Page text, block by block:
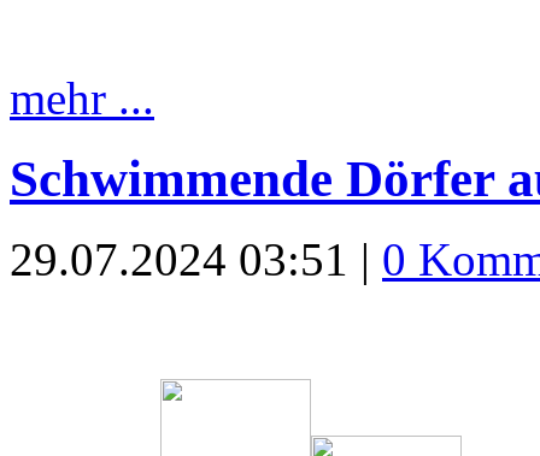
mehr ...
Schwimmende Dörfer
29.07.2024 03:51 | 0